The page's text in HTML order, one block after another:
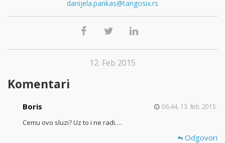
danijela.pankas@tangosix.rs
12. Feb 2015
Komentari
Boris 06:44, 13. feb. 2015.
Cemu ovo sluzi? Uz to i ne radi….
Odgovori